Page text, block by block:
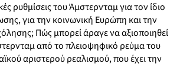
ρυθμίσεις του Άμστερνταμ για τον ίδιο
για την κοινωνική Ευρώπη και την
Πώς μπορεί άραγε να αξιοποιηθεί
από το πλειοψηφικό ρεύμα του
αριστερού ρεαλισμού, που έχει την